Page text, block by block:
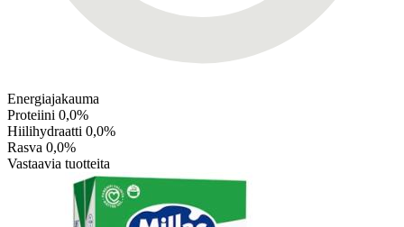
Energiajakauma
Proteiini 0,0%
Hiilihydraatti 0,0%
Rasva 0,0%
Vastaavia tuotteita